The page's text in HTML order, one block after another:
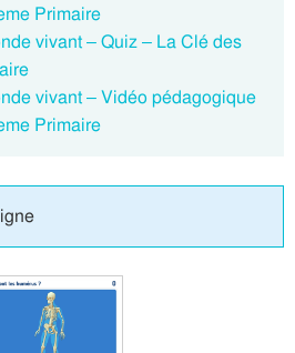
Primaire
vivant – Quiz – La Clé des
vivant – Vidéo pédagogique
Primaire